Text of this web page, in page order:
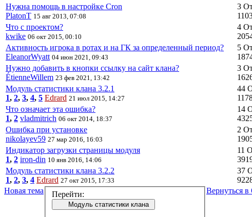
Нужна помощь в настройке Cron
PlatonT 15 авг 2013, 07:08
3
Что с проектом?
kwike 06 окт 2015, 00:10
4
Активность игрока в ротах и на ГК за определенный период?
EleanorWyatt 04 июн 2021, 09:43
5
Нужно добавить в кнопки ссылку на сайт клана?
ÉtienneWillem 23 фев 2021, 13:42
3
Модуль статистики клана 3.2.1
1, 2, 3, 4, 5 Edrard 21 июл 2015, 14:27
44
Что означает эта ошибка?
1, 2 vladmitrich 06 окт 2014, 18:37
14
Ошибка при установке
nikolayev59 27 мар 2016, 16:03
2
Индикатор загрузки страницы модуля
1, 2 iron-din 10 янв 2016, 14:06
11
Модуль статистики клана 3.2.2
1, 2, 3, 4 Edrard 27 окт 2015, 17:33
37
Новая тема
Перейти:
Модуль статистики клана
Вернуться